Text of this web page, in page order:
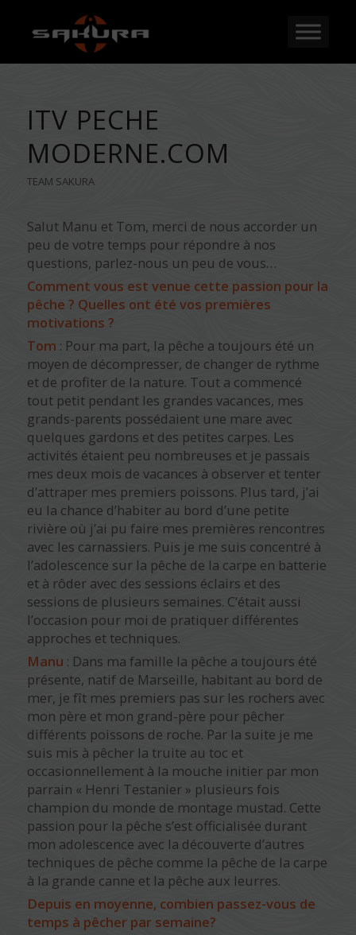
ITV PECHE
MODERNE.COM
TEAM SAKURA
Salut Manu et Tom, merci de nous accorder un
peu de votre temps pour répondre à nos
questions, parlez-nous un peu de vous…
Comment vous est venue cette passion pour la
pêche ? Quelles ont été vos premières
motivations ?
Tom : Pour ma part, la pêche a toujours été un
moyen de décompresser, de changer de rythme
et de profiter de la nature. Tout a commencé
tout petit pendant les grandes vacances, mes
grands-parents possédaient une mare avec
quelques gardons et des petites carpes. Les
activités étaient peu nombreuses et je passais
mes deux mois de vacances à observer et tenter
d’attraper mes premiers poissons. Plus tard, j’ai
eu la chance d’habiter au bord d’une petite
rivière où j’ai pu faire mes premières rencontres
avec les carnassiers. Puis je me suis concentré à
l’adolescence sur la pêche de la carpe en batterie
et à rôder avec des sessions éclairs et des
sessions de plusieurs semaines. C’était aussi
l’occasion pour moi de pratiquer différentes
approches et techniques.
Manu : Dans ma famille la pêche a toujours été
présente, natif de Marseille, habitant au bord de
mer, je fît mes premiers pas sur les rochers avec
mon père et mon grand-père pour pêcher
différents poissons de roche. Par la suite je me
suis mis à pêcher la truite au toc et
occasionnellement à la mouche initier par mon
parrain « Henri Testanier » plusieurs fois
champion du monde de montage mustad. Cette
passion pour la pêche s’est officialisée durant
mon adolescence avec la découverte d’autres
techniques de pêche comme la pêche de la carpe
à la grande canne et la pêche aux leurres.
Depuis en moyenne, combien passez-vous de
temps à pêcher par semaine?